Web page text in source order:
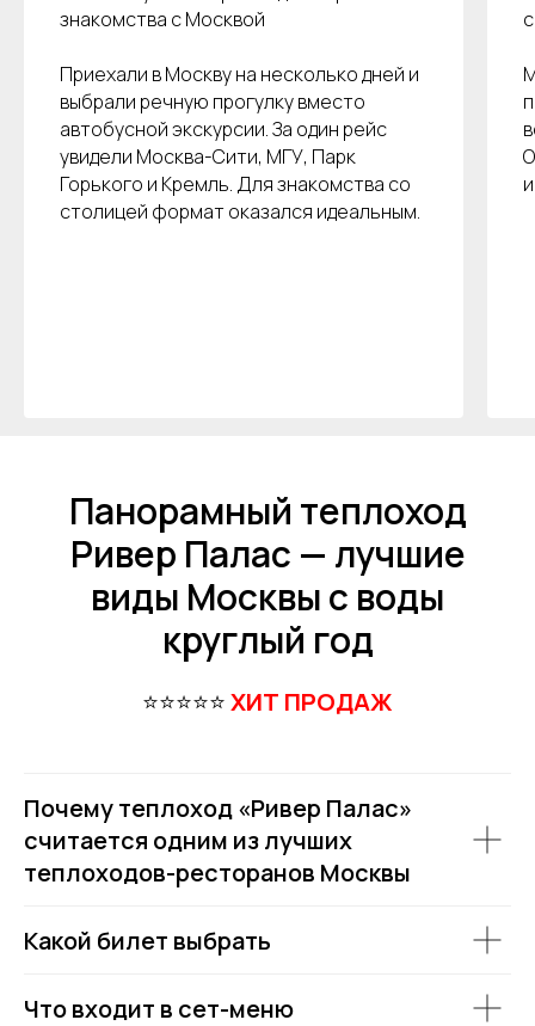
знакомства с Москвой
Приехали в Москву на несколько дней и
выбрали речную прогулку вместо
автобусной экскурсии. За один рейс
увидели Москва-Сити, МГУ, Парк
Горького и Кремль. Для знакомства со
столицей формат оказался идеальным.
Панорамный теплоход
Ривер Палас — лучшие
виды Москвы с воды
круглый год
⭐⭐⭐⭐⭐ХИТ ПРОДАЖ
Почему теплоход «Ривер Палас»
считается одним из лучших
теплоходов-ресторанов Москвы
Какой билет выбрать
Что входит в сет-меню
Согласие на обработку персональных данных
Пользовательское соглашение